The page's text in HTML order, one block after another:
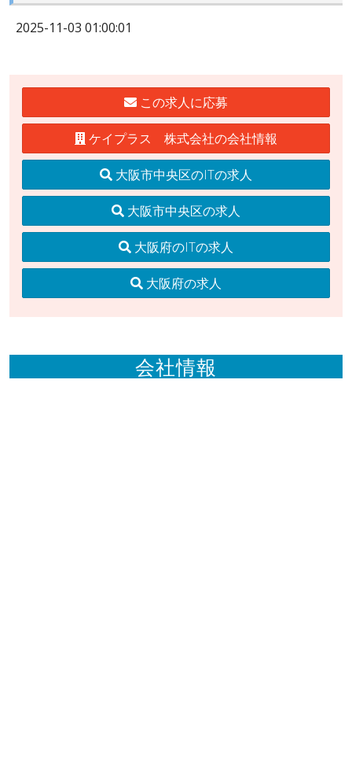
2025-11-03 01:00:01
この求人に応募
ケイプラス 株式会社の会社情報
大阪市中央区のITの求人
大阪市中央区の求人
大阪府のITの求人
大阪府の求人
会社情報